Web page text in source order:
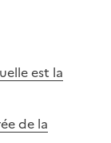
est la
de la